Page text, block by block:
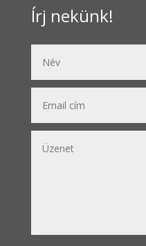
Írj nekünk!